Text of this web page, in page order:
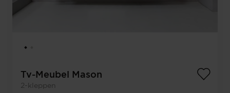
Tv-Meubel Mason
2-kleppen